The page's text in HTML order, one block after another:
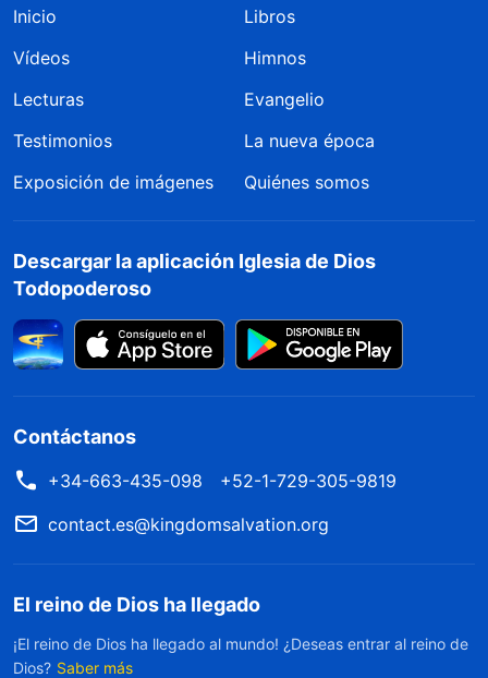
Inicio
Libros
Vídeos
Himnos
Lecturas
Evangelio
Testimonios
La nueva época
Exposición de imágenes
Quiénes somos
Descargar la aplicación Iglesia de Dios
Todopoderoso
Contáctanos
+34-663-435-098
+52-1-729-305-9819
contact.es@kingdomsalvation.org
El reino de Dios ha llegado
¡El reino de Dios ha llegado al mundo! ¿Deseas entrar al reino de
Dios? Saber más